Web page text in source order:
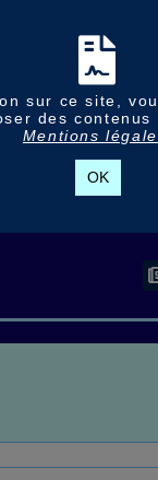
sur ce site,
des contenus
Mentions
OK